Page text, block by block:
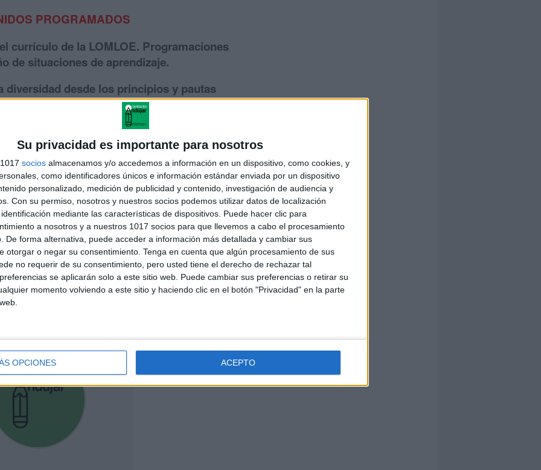
Su privacidad es importante para nosotros
socios almacenamos y/o accedemos a información en un dispositivo, como cookies, y
como identificadores únicos e información estándar enviada por un dispositivo
personalizado, medición de publicidad y contenido, investigación de audiencia y
Con su permiso, nosotros y nuestros socios podemos utilizar datos de localización
mediante las características de dispositivos. Puede hacer clic para
a nosotros y a nuestros 1017 socios para que llevemos a cabo el procesamiento
De forma alternativa, puede acceder a información más detallada y cambiar sus
otorgar o negar su consentimiento. Tenga en cuenta que algún procesamiento de sus
no requerir de su consentimiento, pero usted tiene el derecho de rechazar tal
se aplicarán solo a este sitio web. Puede cambiar sus preferencias o retirar su
momento volviendo a este sitio y haciendo clic en el botón "Privacidad" en la parte
OPCIONES ACEPTO
PROGRAMADOS
currículo de la LOMLOE. Programaciones
de situaciones de aprendizaje.
diversidad desde los principios y pautas
para el Aprendizaje (DUA).
3. Aprendizaje Cooperativo.
basado en retos.
emocional.
y competencial en la LOMLOE.
TAC en el diseño de Situaciones de
Aprendizaje.
GRUPO EXCLUSIVO DE WHATSAPP